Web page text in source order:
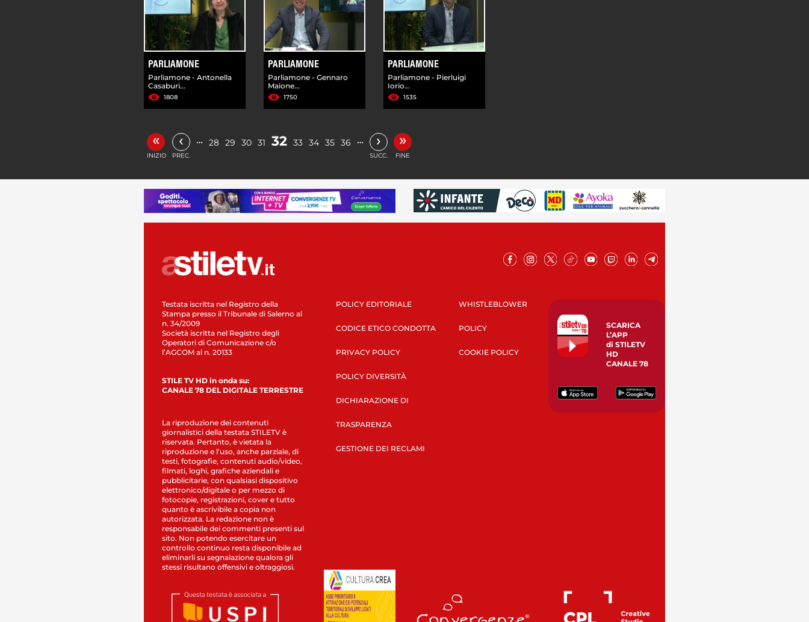
PARLIAMONE
Parliamone - Antonella
Casaburi...
1808
PARLIAMONE
Parliamone - Gennaro
Maione...
1750
PARLIAMONE
Parliamone - Pierluigi
Iorio...
1535
«
INIZIO
‹
PREC.
… 28 29 30 31 32 33 34 35 36 … ›
SUCC.
»
FINE
Testata iscritta nel Registro della
Stampa presso il Tribunale di Salerno al
n. 34/2009
Società iscritta nel Registro degli
Operatori di Comunicazione c/o
l’AGCOM al n. 20133
STILE TV HD in onda su:
CANALE 78 DEL DIGITALE TERRESTRE
La riproduzione dei contenuti
giornalistici della testata STILETV è
riservata. Pertanto, è vietata la
riproduzione e l’uso, anche parziale, di
testi, fotografie, contenuti audio/video,
filmati, loghi, grafiche aziendali e
pubblicitarie, con qualsiasi dispositivo
elettronico/digitale o per mezzo di
fotocopie, registrazioni, cover e tutto
quanto è ascrivibile a copia non
autorizzata. La redazione non è
responsabile dei commenti presenti sul
sito. Non potendo esercitare un
controllo continuo resta disponibile ad
eliminarli su segnalazione qualora gli
stessi risultano offensivi e oltraggiosi.
POLICY EDITORIALE
CODICE ETICO CONDOTTA
PRIVACY POLICY
POLICY DIVERSITÀ
DICHIARAZIONE DI
TRASPARENZA
GESTIONE DEI RECLAMI
WHISTLEBLOWER
POLICY
COOKIE POLICY
SCARICA
L’APP
di STILETV
HD
CANALE 78